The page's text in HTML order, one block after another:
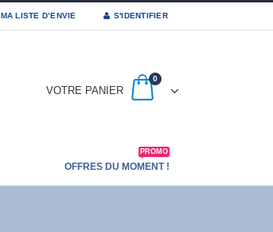
MA LISTE D’ENVIE S'IDENTIFIER
VOTRE PANIER
0
OFFRES DU MOMENT !
PROMO